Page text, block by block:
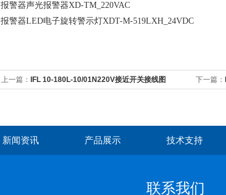
报警器声光报警器XD-TM_220VAC
报警器LED电子旋转警示灯XDT-M-519LXH_24VDC
上一篇： IFL 10-180L-10/01N220V接近开关接线图 下一篇：
新闻资讯 产品展示 技术支持
联系我们